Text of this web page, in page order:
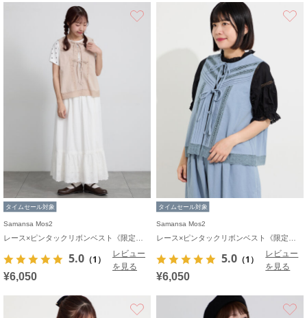
タイムセール対象
Samansa Mos2
5.0 （1）
レビュー
を見る
¥6,050
タイムセール対象
Samansa Mos2
5.0 （1）
レビュー
を見る
¥6,050